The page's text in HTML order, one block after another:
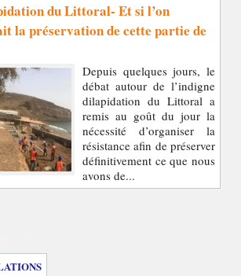
du Littoral- Et si l’on
la préservation de cette partie de
Depuis quelques jours, le
débat autour de l’indigne
dilapidation du Littoral a
remis au goût du jour la
nécessité d’organiser la
résistance afin de préserver
définitivement ce que nous
avons de...